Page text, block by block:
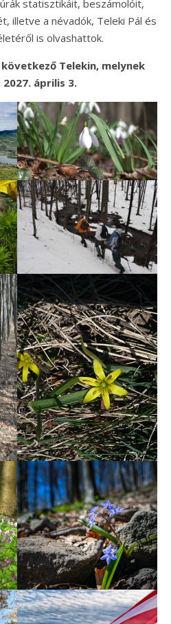
statisztikáit, beszámolóit,
illetve a névadók, Teleki Pál és
is olvashattok.
Telekin, melynek
április 3.